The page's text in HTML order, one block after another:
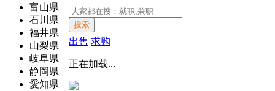
富山県
石川県
福井県
山梨県
岐阜県
静岡県
愛知県
搜索
出售 求购
正在加载...